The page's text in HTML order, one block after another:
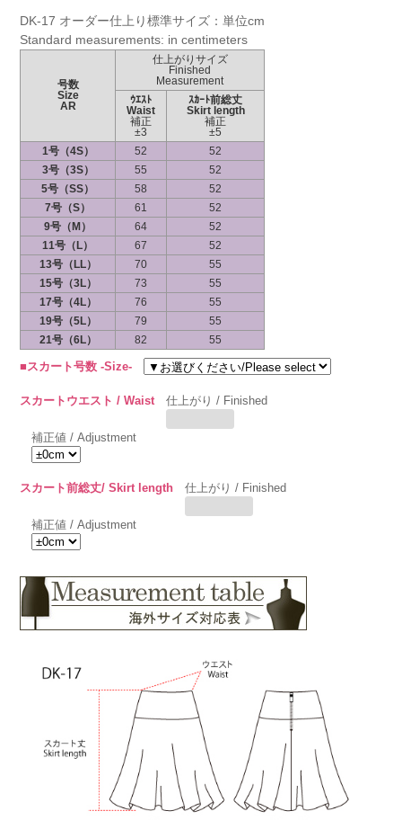
DK-17 オーダー仕上り標準サイズ：単位cm
Standard measurements: in centimeters
号数
Size
AR
仕上がりサイズ
Finished
Measurement
ｳｴｽﾄ
Waist
補正
±3
ｽｶｰﾄ前総丈
Skirt length
補正
±5
1号（4S）
52
52
3号（3S）
55
52
5号（SS）
58
52
7号（S）
61
52
9号（M）
64
52
11号（L）
67
52
13号（LL）
70
55
15号（3L）
73
55
17号（4L）
76
55
19号（5L）
79
55
21号（6L）
82 55
■スカート号数 -Size-
スカートウエスト / Waist 仕上がり / Finished
補正値 / Adjustment
スカート前総丈/ Skirt length 仕上がり / Finished
補正値 / Adjustment